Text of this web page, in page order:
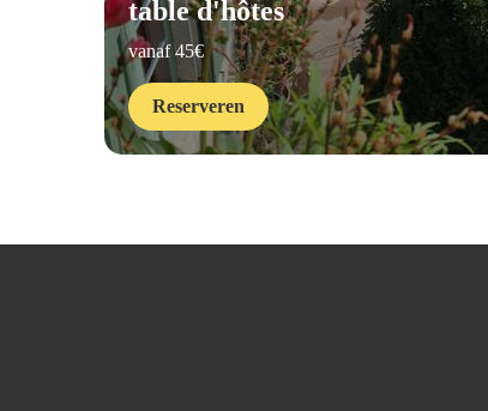
table d'hôtes
vanaf 45€
Reserveren